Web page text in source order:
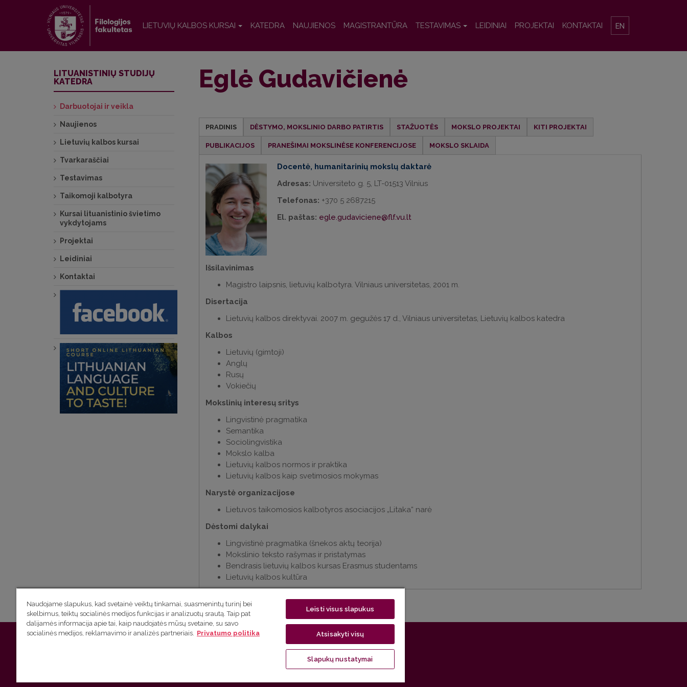
LIETUVIŲ KALBOS KURSAI KATEDRA NAUJIENOS MAGISTRANTŪRA TESTAVIMAS LEIDINIAI PROJEKTAI KONTAKTAI EN
Eglė Gudavičienė
PRADINIS DĖSTYMO, MOKSLINIO DARBO PATIRTIS STAŽUOTĖS MOKSLO PROJEKTAI KITI PROJEKTAI
PUBLIKACIJOS PRANEŠIMAI MOKSLINĖSE KONFERENCIJOSE MOKSLO SKLAIDA
Docentė, humanitarinių mokslų daktarė
Adresas: Universiteto g. 5, LT-01513 Vilnius
Telefonas: +370 5 2687215
El. paštas: egle.gudaviciene@flf.vu.lt
Išsilavinimas
Magistro laipsnis, lietuvių kalbotyra. Vilniaus universitetas, 2001 m.
Disertacija
Lietuvių kalbos direktyvai. 2007 m. gegužės 17 d., Vilniaus universitetas, Lietuvių kalbos katedra
Kalbos
Lietuvių (gimtoji)
Anglų
Rusų
Vokiečių
Mokslinių interesų sritys
Lingvistinė pragmatika
Semantika
Sociolingvistika
Mokslo kalba
Lietuvių kalbos normos ir praktika
Lietuvių kalbos kaip svetimosios mokymas
Narystė organizacijose
Lietuvos taikomosios kalbotyros asociacijos „Litaka“ narė
Dėstomi dalykai
Lingvistinė pragmatika (šnekos aktų teorija)
Mokslinio teksto rašymas ir pristatymas
Bendrasis lietuvių kalbos kursas Erasmus studentams
Lietuvių kalbos kultūra
LITUANISTINIŲ STUDIJŲ
KATEDRA
Darbuotojai ir veikla
Naujienos
Lietuvių kalbos kursai
Tvarkaraščiai
Testavimas
Taikomoji kalbotyra
Kursai lituanistinio švietimo
vykdytojams
Projektai
Leidiniai
Kontaktai
Filologijos fakulteto Lituanistinių studijų katedra | Universiteto g. 5, LT-01131 Vilnius, Lietuva
Naudojame slapukus, kad svetainė veiktų tinkamai, suasmenintų turinį bei
skelbimus, teiktų socialinės medijos funkcijas ir analizuotų srautą. Taip pat
dalijamės informacija apie tai, kaip naudojatės mūsų svetaine, su savo
socialinės medijos, reklamavimo ir analizės partneriais. Privatumo politika
Leisti visus slapukus
Atsisakyti visų
Slapukų nustatymai